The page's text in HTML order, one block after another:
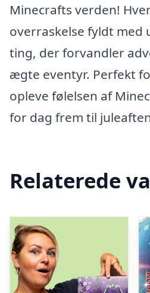
Minecrafts verden!
overraskelse fyldt med
ting, der forvandler
ægte eventyr. Perfekt
opleve følelsen af
for dag frem til
Relaterede